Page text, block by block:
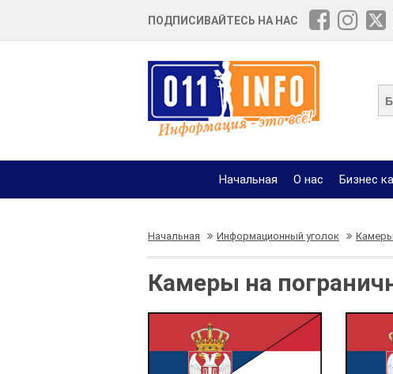
ПОДПИСИВАЙТЕСЬ НА НАС
Начальная О нас Бизнес
Начальная Информационный уголок Камеры
Камеры на